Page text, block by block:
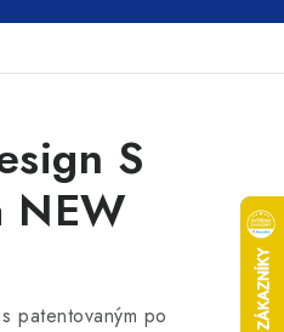
S
NEW
patentovaným po